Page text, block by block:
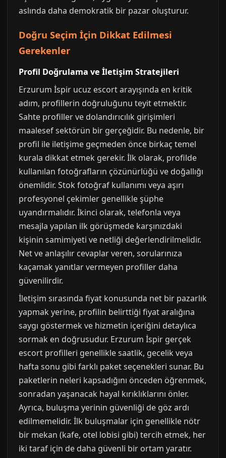
aslında daha demokratik bir pazar oluşturur.
Doğru Seçim İçin Dikkat Edilmesi
Gerekenler
Profil Doğrulama ve İletişim Stratejileri
Erzurum İspir ucuz escort arayışında en kritik
adım, profillerin doğruluğunu teyit etmektir.
Sahte profiller ve dolandırıcılık girişimleri
maalesef sektörün bir gerçeğidir. Bu nedenle, bir
profil ile iletişime geçmeden önce birkaç temel
kurala dikkat etmek gerekir. İlk olarak, profilde
kullanılan fotoğrafların çözünürlüğü ve doğallığı
önemlidir. Stok fotoğraf kullanımı veya aşırı
profesyonel çekimler genellikle şüphe
uyandırmalıdır. İkinci olarak, telefonla veya
mesajla yapılan ilk görüşmede karşınızdaki
kişinin samimiyeti ve netliği değerlendirilmelidir.
Net ve anlaşılır cevaplar veren, sorularınıza
kaçamak yanıtlar vermeyen profiller daha
güvenilirdir.
İletişim sırasında fiyat konusunda net bir pazarlık
yapmak yerine, profilin belirttiği fiyat aralığına
saygı göstermek ve hizmetin içeriğini detaylıca
sormak en doğrusudur. Erzurum İspir gerçek
escort profilleri genellikle saatlik, gecelik veya
hafta sonu gibi farklı paket seçenekleri sunar. Bu
paketlerin neleri kapsadığını önceden öğrenmek,
sonradan yaşanacak hayal kırıklıklarını önler.
Ayrıca, buluşma yerinin güvenliği de göz ardı
edilmemelidir. İlk buluşmalar için genellikle nötr
bir mekan (kafe, otel lobisi gibi) tercih etmek, her
iki taraf için de daha güvenli bir ortam yaratır.